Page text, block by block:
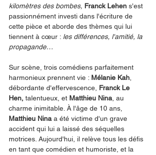
kilomètres des bombes, Franck Lehen s'est
passionnément investi dans l'écriture de
cette pièce et aborde des thèmes qui lui
tiennent à cœur : les différences, l'amitié, la
propagande…
Sur scène, trois comédiens parfaitement
harmonieux prennent vie : Mélanie Kah
débordante d'effervescence, Franck Le
Hen, talentueux, et Matthieu Nina , au
charme inimitable. À l'âge de 10 ans,
Matthieu Nina a été victime d'un grave
accident qui lui a laissé des séquelles
motrices. Aujourd'hui, il relève tous les défis
en tant que comédien et humoriste, et la